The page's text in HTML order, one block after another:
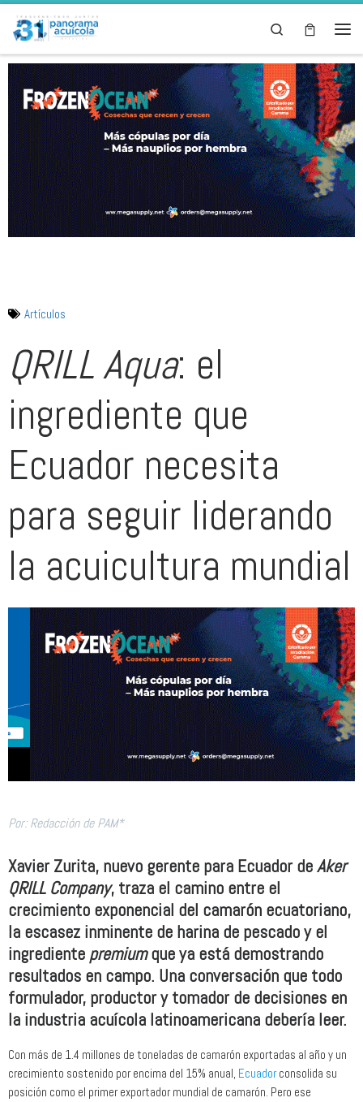
Skip to content Search
Artículos
QRILL Aqua: el
ingrediente que
Ecuador necesita
para seguir liderando
la acuicultura mundial
Por: Redacción de PAM*
Xavier Zurita, nuevo gerente para Ecuador deAker
QRILL Company, traza el camino entre el
crecimiento exponencial del camarón ecuatoriano,
la escasez inminente de harina de pescado y el
ingrediente premiumque ya está demostrando
resultados en campo. Una conversación que todo
formulador, productor y tomador de decisiones en
la industria acuícola latinoamericana debería leer.
Con más de 1.4 millones de toneladas de camarón exportadas al año y un
crecimiento sostenido por encima del 15% anual, Ecuadorconsolida su
posición como el primer exportador mundial de camarón. Pero ese